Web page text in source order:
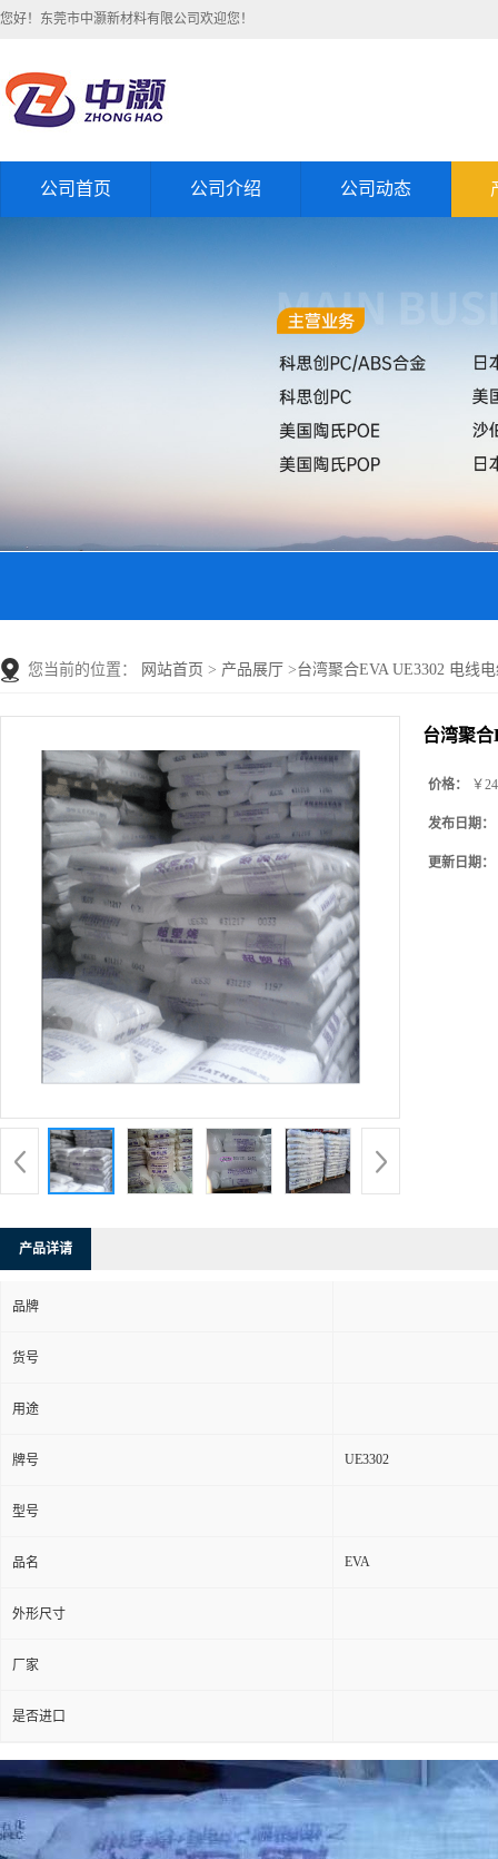
您好！东莞市中灏新材料有限公司欢迎您！
公司首页 公司介绍 公司动态
您当前的位置： 网站首页 > 产品展厅 >台湾聚合EVA UE3302 电线
台湾聚
价格： ￥
发布日期：
更新日期：
产品详请
品牌
货号
用途
牌号 UE3302
型号
品名 EVA
外形尺寸
厂家
是否进口